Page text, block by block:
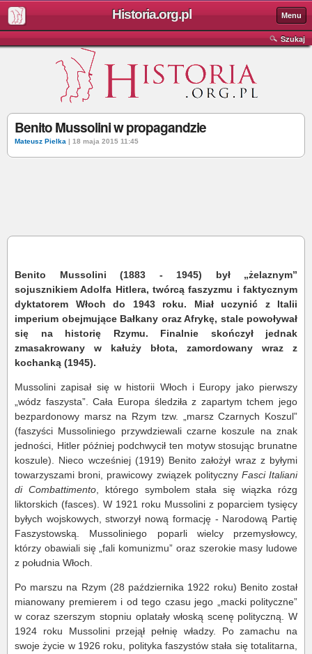
Historia.org.pl Menu
Szukaj
Benito Mussolini w propagandzie
Mateusz Pielka | 18 maja 2015 11:45
Benito Mussolini (1883 - 1945) był „żelaznym”
sojusznikiem Adolfa Hitlera, twórcą faszyzmu i faktycznym
dyktatorem Włoch do 1943 roku. Miał uczynić z Italii
imperium obejmujące Bałkany oraz Afrykę, stale powoływał
się na historię Rzymu. Finalnie skończył jednak
zmasakrowany w kałuży błota, zamordowany wraz z
kochanką (1945).
Mussolini zapisał się w historii Włoch i Europy jako pierwszy
„wódz faszysta”. Cała Europa śledziła z zapartym tchem jego
bezpardonowy marsz na Rzym tzw. „marsz Czarnych Koszul”
(faszyści Mussoliniego przywdziewali czarne koszule na znak
jedności, Hitler później podchwycił ten motyw stosując brunatne
koszule). Nieco wcześniej (1919) Benito założył wraz z byłymi
towarzyszami broni, prawicowy związek polityczny Fasci Italiani
di Combattimento, którego symbolem stała się wiązka rózg
liktorskich (fasces). W 1921 roku Mussolini z poparciem tysięcy
byłych wojskowych, stworzył nową formację - Narodową Partię
Faszystowską. Mussoliniego poparli wielcy przemysłowcy,
którzy obawiali się „fali komunizmu” oraz szerokie masy ludowe
z południa Włoch.
Po marszu na Rzym (28 października 1922 roku) Benito został
mianowany premierem i od tego czasu jego „macki polityczne”
w coraz szerszym stopniu oplatały włoską scenę polityczną. W
1924 roku Mussolini przejął pełnię władzy. Po zamachu na
swoje życie w 1926 roku, polityka faszystów stała się totalitarna,